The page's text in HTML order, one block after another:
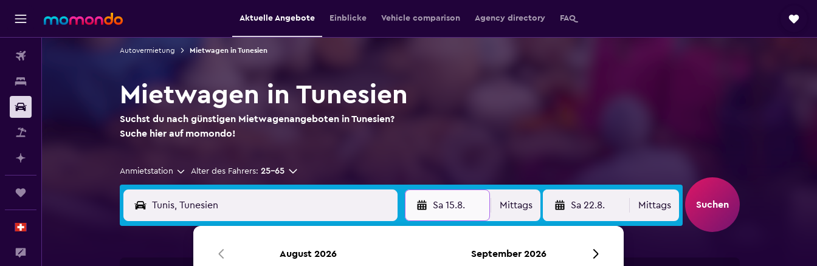
Aktuelle Angebote Einblicke Vehicle comparison Agency directory FAQ
Autovermietung Mietwagen in Tunesien
Mietwagen in Tunesien
Suchst du nach günstigen Mietwagenangeboten in Tunesien?
Suche hier auf momondo!
Anmietstation Alter des Fahrers: 25-65
Sa 15.8. Mittags Sa 22.8. Mittags Suchen
August 2026 September 2026